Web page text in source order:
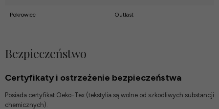
Pokrowiec Outlast
Bezpieczeństwo
Certyfikaty i ostrzeżenie bezpieczeństwa
Posiada certyfikat Oeko-Tex (tekstylia są wolne od szkodliwych substancji
chemicznych).